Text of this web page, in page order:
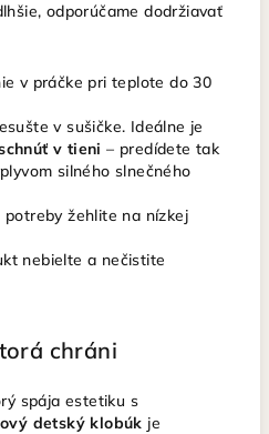
odporúčame dodržiavať
v práčke pri teplote do 30
v sušičke. Ideálne je
v tieni – predídete tak
silného slnečného
potreby žehlite na nízkej
nebielte a nečistite
chráni
spája estetiku s
detský klobúk je